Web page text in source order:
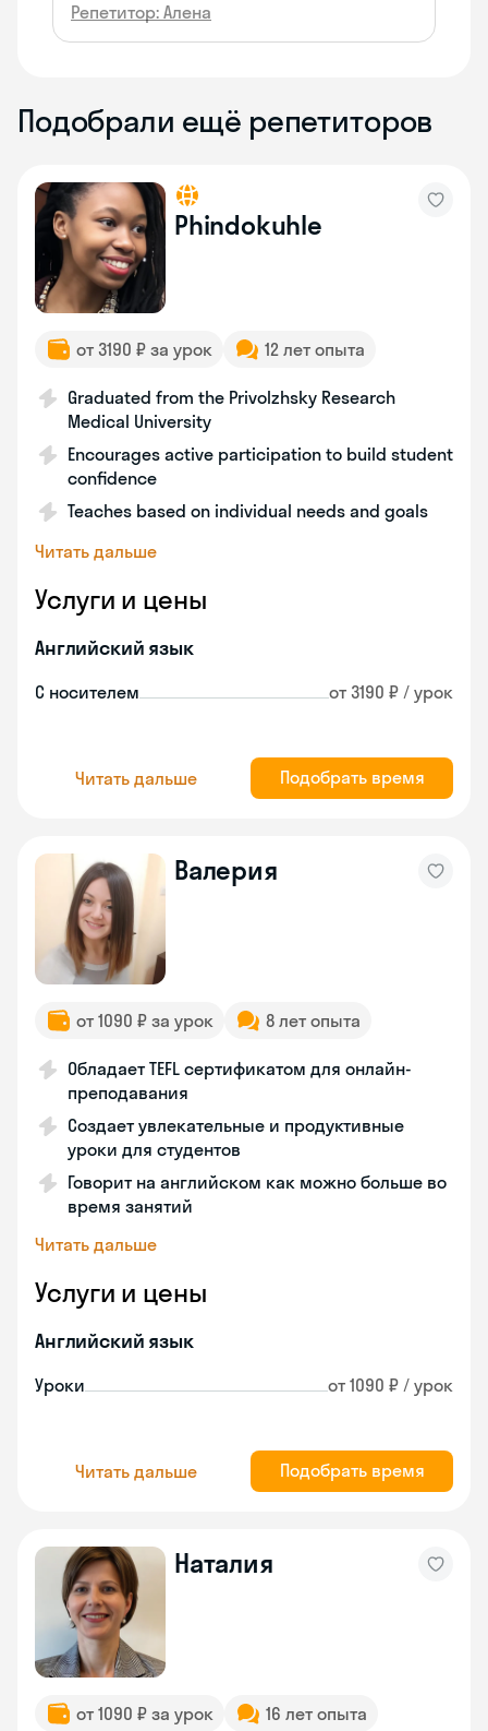
Репетитор: Алена
Подобрали ещё репетиторов
Phindokuhle
от 3190 ₽ за урок 12 лет опыта
Graduated from the Privolzhsky Research
Medical University
Encourages active participation to build student
confidence
Teaches based on individual needs and goals
Читать дальше
Услуги и цены
Английский язык
С носителем от 3190 ₽ / урок
Читать дальше Подобрать время
Валерия
от 1090 ₽ за урок 8 лет опыта
Обладает TEFL сертификатом для онлайн-
преподавания
Создает увлекательные и продуктивные
уроки для студентов
Говорит на английском как можно больше во
время занятий
Читать дальше
Услуги и цены
Английский язык
Уроки от 1090 ₽ / урок
Читать дальше Подобрать время
Наталия
от 1090 ₽ за урок 16 лет опыта